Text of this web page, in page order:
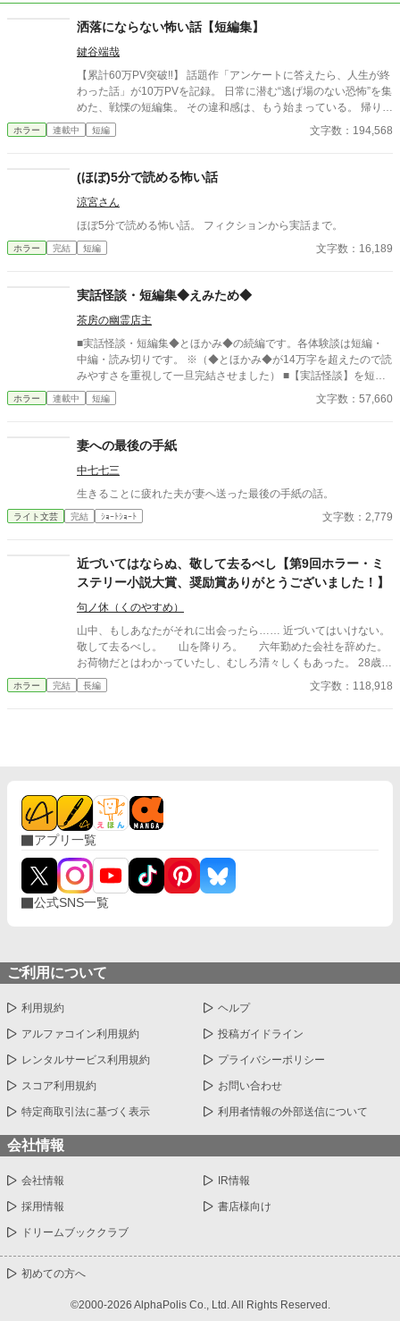
洒落にならない怖い話【短編集】
鍵谷端哉
【累計60万PV突破‼】 話題作「アンケートに答えたら、人生が終
わった話」が10万PVを記録。 日常に潜む“逃げ場のない恐怖”を集
めた、戦慄の短編集。 その違和感は、もう始まっている。 帰り
道、誰もいないはずの部屋、何気ない会話。 どこにでもある日常
が、ある瞬間、取り返しのつかない異常へと変わる。 意味が分か
て、最後の一行で現実がひっくり返る話。 1話1000〜2000文字。
隙間時間で読める短編ながら、 読み終えたあと、ふとした静寂が
怖くなる。 これはすべて、どこかで起きていてもおかしくない
話。 ――あなたのすぐ隣でも。 洒落にならない実話風・創作ホラ
ホラー 連載中 短編 文字数：194,568
(ほぼ)5分で読める怖い話
涼宮さん
ほぼ5分で読める怖い話。 フィクションから実話まで。
ホラー 完結 短編 文字数：16,189
実話怪談・短編集◆えみため◆
茶房の幽霊店主
■実話怪談・短編集◆とほかみ◆の続編です。各体験談は短編・
中編・読み切りです。 ※（◆とほかみ◆が14万字を超えたので読
みやすさを重視して一旦完結させました） ■【実話怪談】を短
編・読み切りでまとめています。（ヒトコワ・手記も含む） ■筆
者自身の体験談、お客様、匿名様からのＤＭ、相談者様からの相
にしました。 ■筆者以外の体験談の場合、体験者ご本人からの掲
載許可をいただいています。 ■実話怪談と銘を打ってはいます
が、エンタメとして楽しんでいただけたら幸いです。 ※pixiv・カ
クヨムへ掲載していない怪談を含む【完全版】です。
ホラー 連載中 短編 文字数：57,660
妻への最後の手紙
中七七三
生きることに疲れた夫が妻へ送った最後の手紙の話。
ライト文芸 完結 ｼｮｰﾄｼｮｰﾄ 文字数：2,779
近づいてはならぬ、敬して去るべし【第9回ホラー・ミ
ステリー小説大賞、奨励賞ありがとうございました！】
句ノ休（くのやすめ）
山中、もしあなたがそれに出会ったら…… 近づいてはいけない。
敬して去るべし。 山を降りろ。 六年勤めた会社を辞めた。
お荷物だとはわかっていたし、むしろ清々しくもあった。 28歳の
コウイチには、仕事より大切なものがあった。 田舎歩きだ。そこ
大事なのが学生のときにかじった民俗学だ。廃集落、古い祠、忘
にコウイチは目を奪われた。 「名付け得ぬ神」。 東京の西、檜原
村の奥深く、コボレザワという場所にその祭祀を担った一族がい
たという。山奥には祠があるらしい。だがもう六十年も前に無人
になってしまっているようだ。 コウイチは訪ねてみることにす
る。 道中、奇妙な老人に出会う。一人目は気のいい古書店主。二
人目は何かを知りながら口を閉ざす資料館の老人。そして三人目
は—— 深い山中でコウイチはついに祠を見つけた。巨大な岩を
る奇譚。
ホラー 完結 長編 文字数：118,918
アプリ一覧
公式SNS一覧
ご利用について
利用規約 ヘルプ
アルファコイン利用規約 投稿ガイドライン
レンタルサービス利用規約 プライバシーポリシー
スコア利用規約 お問い合わせ
特定商取引法に基づく表示 利用者情報の外部送信について
会社情報
会社情報 IR情報
採用情報 書店様向け
ドリームブッククラブ
初めての方へ
©2000-2026 AlphaPolis Co., Ltd. All Rights Reserved.